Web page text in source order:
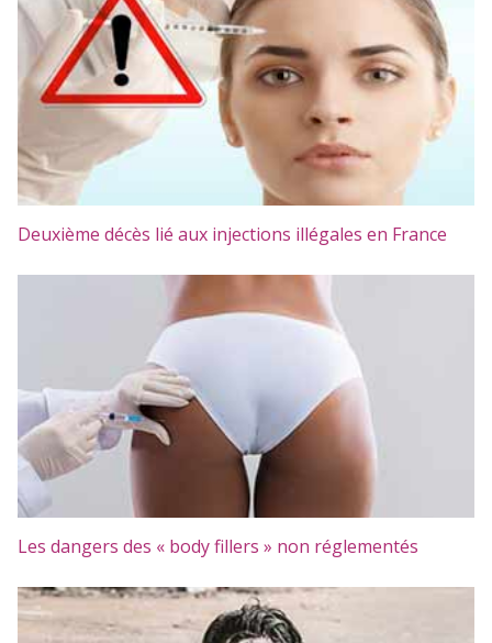
Deuxième décès lié aux injections illégales en France
Les dangers des « body fillers » non réglementés